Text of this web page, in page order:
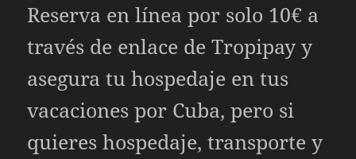
Reserva en línea por solo 10€ a
través de enlace de Tropipay y
asegura tu hospedaje en tus
vacaciones por Cuba, pero si
quieres hospedaje, transporte y